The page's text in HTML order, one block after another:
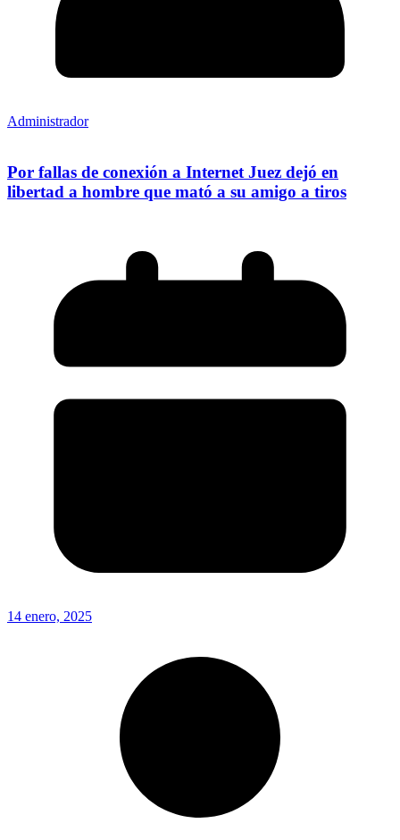
Administrador
Por fallas de conexión a Internet Juez dejó en
libertad a hombre que mató a su amigo a tiros
14 enero, 2025